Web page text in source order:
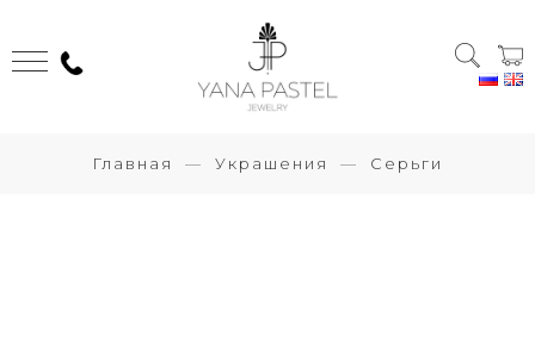
Главная Украшения Серьги